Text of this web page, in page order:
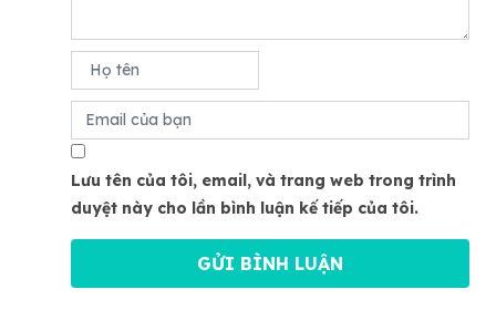
Lưu tên của tôi, email, và trang web trong trình
duyệt này cho lần bình luận kế tiếp của tôi.